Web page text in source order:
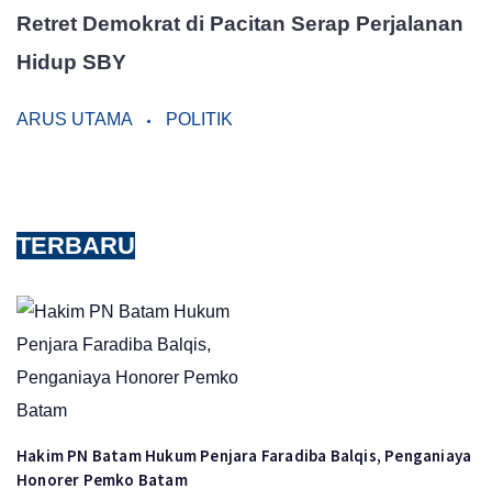
Retret Demokrat di Pacitan Serap Perjalanan
Hidup SBY
ARUS UTAMA POLITIK
TERBARU
Hakim PN Batam Hukum Penjara Faradiba Balqis, Penganiaya
Honorer Pemko Batam